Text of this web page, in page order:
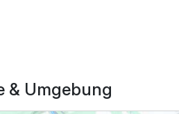
& Umgebung